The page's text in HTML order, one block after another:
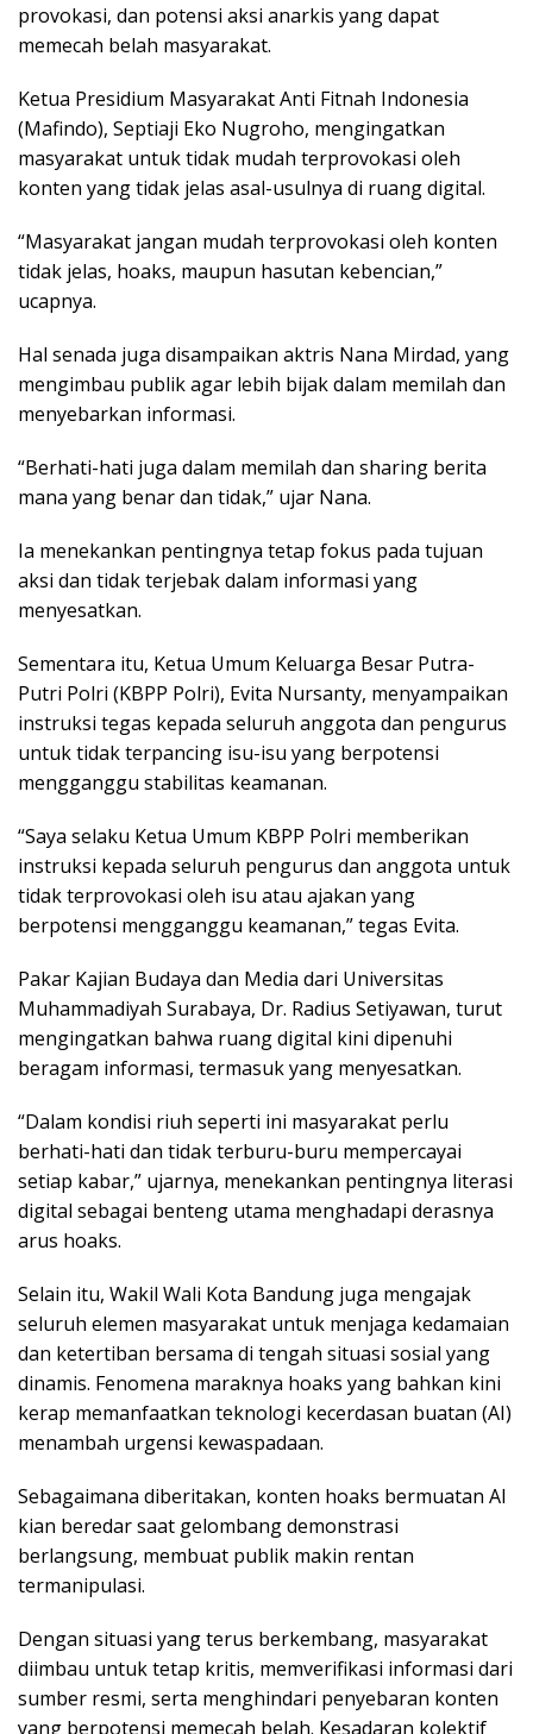
provokasi, dan potensi aksi anarkis yang dapat
memecah belah masyarakat.
Ketua Presidium Masyarakat Anti Fitnah Indonesia
(Mafindo), Septiaji Eko Nugroho, mengingatkan
masyarakat untuk tidak mudah terprovokasi oleh
konten yang tidak jelas asal-usulnya di ruang digital.
“Masyarakat jangan mudah terprovokasi oleh konten
tidak jelas, hoaks, maupun hasutan kebencian,”
ucapnya.
Hal senada juga disampaikan aktris Nana Mirdad, yang
mengimbau publik agar lebih bijak dalam memilah dan
menyebarkan informasi.
“Berhati-hati juga dalam memilah dan sharing berita
mana yang benar dan tidak,” ujar Nana.
Ia menekankan pentingnya tetap fokus pada tujuan
aksi dan tidak terjebak dalam informasi yang
menyesatkan.
Sementara itu, Ketua Umum Keluarga Besar Putra-
Putri Polri (KBPP Polri), Evita Nursanty, menyampaikan
instruksi tegas kepada seluruh anggota dan pengurus
untuk tidak terpancing isu-isu yang berpotensi
mengganggu stabilitas keamanan.
“Saya selaku Ketua Umum KBPP Polri memberikan
instruksi kepada seluruh pengurus dan anggota untuk
tidak terprovokasi oleh isu atau ajakan yang
berpotensi mengganggu keamanan,” tegas Evita.
Pakar Kajian Budaya dan Media dari Universitas
Muhammadiyah Surabaya, Dr. Radius Setiyawan, turut
mengingatkan bahwa ruang digital kini dipenuhi
beragam informasi, termasuk yang menyesatkan.
“Dalam kondisi riuh seperti ini masyarakat perlu
berhati-hati dan tidak terburu-buru mempercayai
setiap kabar,” ujarnya, menekankan pentingnya literasi
digital sebagai benteng utama menghadapi derasnya
arus hoaks.
Selain itu, Wakil Wali Kota Bandung juga mengajak
seluruh elemen masyarakat untuk menjaga kedamaian
dan ketertiban bersama di tengah situasi sosial yang
dinamis. Fenomena maraknya hoaks yang bahkan kini
kerap memanfaatkan teknologi kecerdasan buatan (AI)
menambah urgensi kewaspadaan.
Sebagaimana diberitakan, konten hoaks bermuatan AI
kian beredar saat gelombang demonstrasi
berlangsung, membuat publik makin rentan
termanipulasi.
Dengan situasi yang terus berkembang, masyarakat
diimbau untuk tetap kritis, memverifikasi informasi dari
sumber resmi, serta menghindari penyebaran konten
yang berpotensi memecah belah. Kesadaran kolektif